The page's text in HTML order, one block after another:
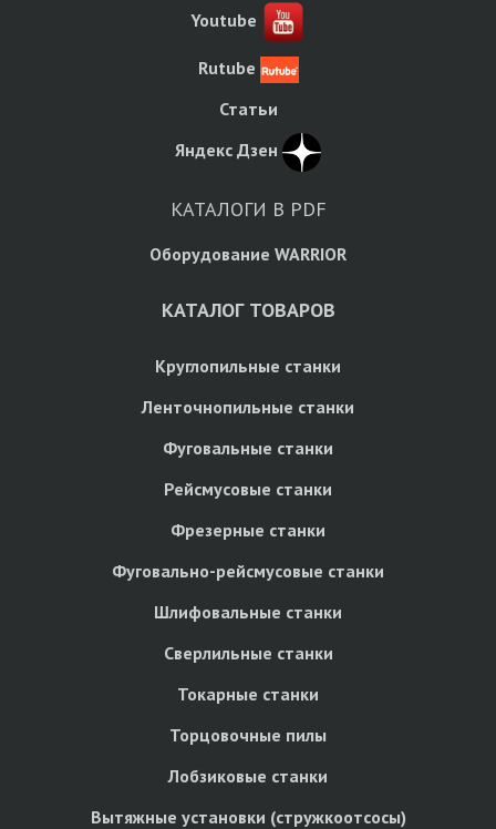
Youtube
Rutube
Статьи
Яндекс Дзен
КАТАЛОГИ В PDF
Оборудование WARRIOR
КАТАЛОГ ТОВАРОВ
Круглопильные станки
Ленточнопильные станки
Фуговальные станки
Рейсмусовые станки
Фрезерные станки
Фуговально-рейсмусовые станки
Шлифовальные станки
Сверлильные станки
Токарные станки
Торцовочные пилы
Лобзиковые станки
Вытяжные установки (стружкоотсосы)